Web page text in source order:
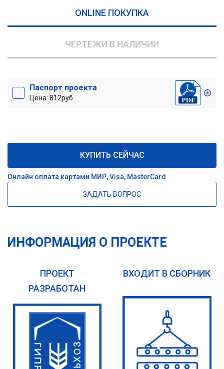
ONLINE ПОКУПКА
ЧЕРТЕЖИ В НАЛИЧИИ
Паспорт проекта
Цена: 812руб.
КУПИТЬ СЕЙЧАС
Онлайн оплата картами МИР, Visa, MasterCard
ЗАДАТЬ ВОПРОС
ИНФОРМАЦИЯ О ПРОЕКТЕ
ПРОЕКТ
РАЗРАБОТАН
ВХОДИТ В СБОРНИК